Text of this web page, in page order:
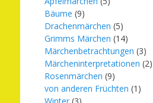
Bäume (9)
Drachenmärchen (5)
Grimms Märchen (14)
Märchenbetrachtungen (3)
Märcheninterpretationen (2)
Rosenmärchen (9)
von anderen Früchten (1)